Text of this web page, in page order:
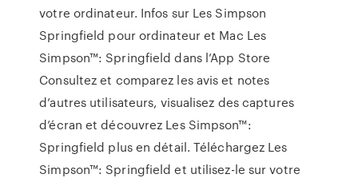
votre ordinateur. Infos sur Les Simpson
Springfield pour ordinateur et Mac ‎Les
Simpson™: Springfield dans l’App Store
‎Consultez et comparez les avis et notes
d’autres utilisateurs, visualisez des captures
d’écran et découvrez Les Simpson™:
Springfield plus en détail. Téléchargez Les
Simpson™: Springfield et utilisez-le sur votre